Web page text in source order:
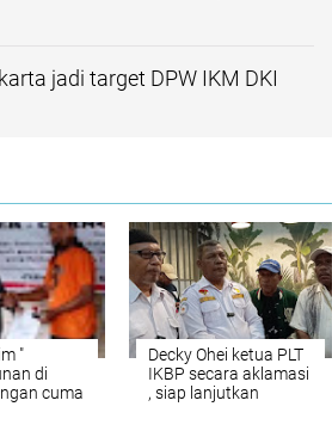
jadi target DPW IKM DKI
"
di
cuma
Decky Ohei ketua PLT
IKBP secara aklamasi
, siap lanjutkan